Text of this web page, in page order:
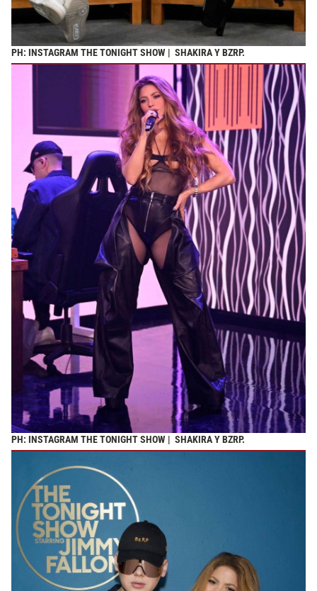
PH: INSTAGRAM THE TONIGHT SHOW | SHAKIRA Y BZRP.
PH: INSTAGRAM THE TONIGHT SHOW | SHAKIRA Y BZRP.